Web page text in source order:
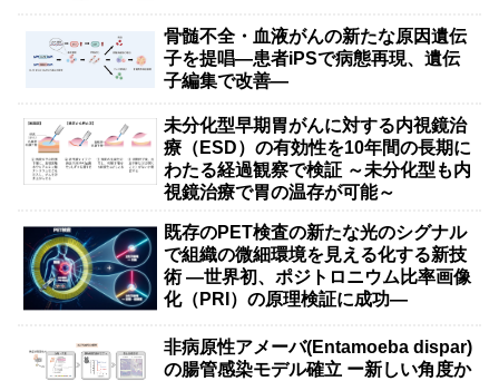
骨髄不全・血液がんの新たな原因遺伝
子を提唱―患者iPSで病態再現、遺伝
子編集で改善―
未分化型早期胃がんに対する内視鏡治
療（ESD）の有効性を10年間の長期に
わたる経過観察で検証 ～未分化型も内
視鏡治療で胃の温存が可能～
既存のPET検査の新たな光のシグナル
で組織の微細環境を見える化する新技
術 ―世界初、ポジトロニウム比率画像
化（PRI）の原理検証に成功―
非病原性アメーバ(Entamoeba dispar)
の腸管感染モデル確立 ー新しい角度か